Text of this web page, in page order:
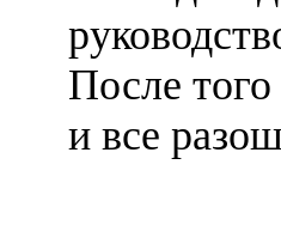
После
и все